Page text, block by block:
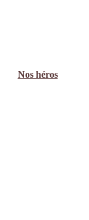
Nos héros